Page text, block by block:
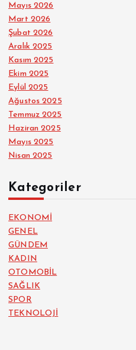
Mayıs 2026
Mart 2026
Şubat 2026
Aralık 2025
Kasım 2025
Ekim 2025
Eylül 2025
Ağustos 2025
Temmuz 2025
Haziran 2025
Mayıs 2025
Nisan 2025
Kategoriler
EKONOMİ
GENEL
GÜNDEM
KADIN
OTOMOBİL
SAĞLIK
SPOR
TEKNOLOJİ